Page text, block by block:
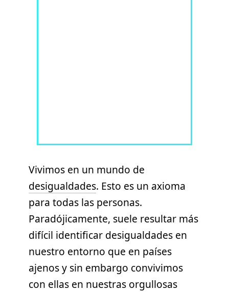
Vivimos en un mundo de
desigualdades. Esto es un axioma
para todas las personas.
Paradójicamente, suele resultar más
difícil identificar desigualdades en
nuestro entorno que en países
ajenos y sin embargo convivimos
con ellas en nuestras orgullosas